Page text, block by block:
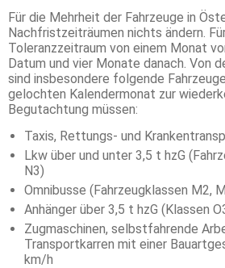
Für die Mehrheit der Fahrzeuge in
Nachfristzeiträumen nichts ändern.
Toleranzzeitraum von einem Monat
Datum und vier Monate danach. Von
sind insbesondere folgende
gelochten Kalendermonat zur
Begutachtung müssen:
Taxis, Rettungs- und
Lkw über und unter 3,5 t hzG
N3)
Omnibusse (Fahrzeugklassen M2,
Anhänger über 3,5 t hzG (Klassen
Zugmaschinen, selbstfahrende
Transportkarren mit einer
km/h